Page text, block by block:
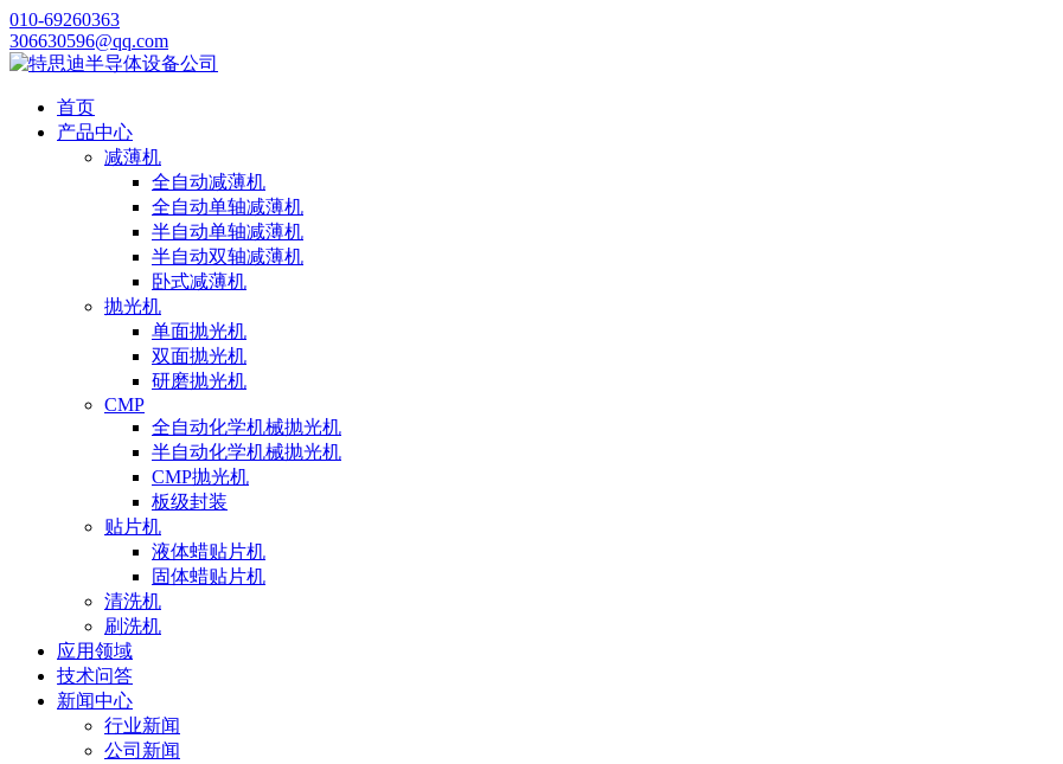
010-69260363
306630596@qq.com
首页
产品中心
减薄机
全自动减薄机
全自动单轴减薄机
半自动单轴减薄机
半自动双轴减薄机
卧式减薄机
抛光机
单面抛光机
双面抛光机
研磨抛光机
CMP
全自动化学机械抛光机
半自动化学机械抛光机
CMP抛光机
板级封装
贴片机
液体蜡贴片机
固体蜡贴片机
清洗机
刷洗机
应用领域
技术问答
新闻中心
行业新闻
公司新闻